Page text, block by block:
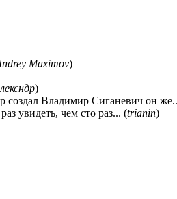
Maximov)
)
создал Владимир Сиганевич он
увидеть, чем сто раз... (trianin)